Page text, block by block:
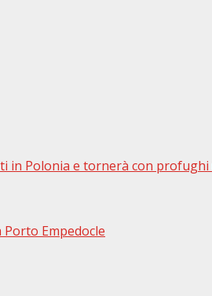
in Polonia e tornerà con profughi
Empedocle